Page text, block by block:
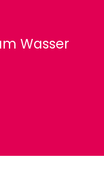
Wasser